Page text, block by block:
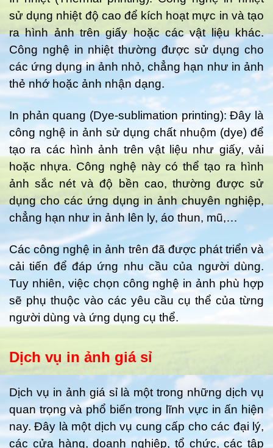
sử dụng nhiệt độ cao để kích hoạt mực in và tạo
ra hình ảnh trên giấy hoặc các vật liệu khác.
Công nghệ in nhiệt thường được sử dụng cho
các ứng dụng in ảnh nhỏ, chẳng hạn như in ảnh
thẻ nhớ hoặc ảnh nhận dạng.
In phản quang (Dye-sublimation printing): Đây là
công nghệ in ảnh sử dụng chất nhuộm (dye) để
tạo ra các hình ảnh trên vật liệu như giấy, vải
hoặc nhựa. Công nghệ này có thể tạo ra hình
ảnh sắc nét và độ bền cao, thường được sử
dụng cho các ứng dụng in ảnh chuyên nghiệp,
chẳng hạn như in ảnh lên ly, áo thun, mũ,…
Các công nghệ in ảnh trên đã được phát triển và
cải tiến để đáp ứng nhu cầu của người dùng.
Tuy nhiên, việc chọn công nghệ in ảnh phù hợp
sẽ phụ thuộc vào các yêu cầu cụ thể của từng
người dùng và ứng dụng cụ thể.
Dịch vụ in ảnh giá sỉ
Dịch vụ in ảnh giá sỉ là một trong những dịch vụ
quan trọng và phổ biến trong lĩnh vực in ấn hiện
nay. Đây là một dịch vụ cung cấp cho các đại lý,
các cửa hàng, doanh nghiệp, tổ chức, các tập